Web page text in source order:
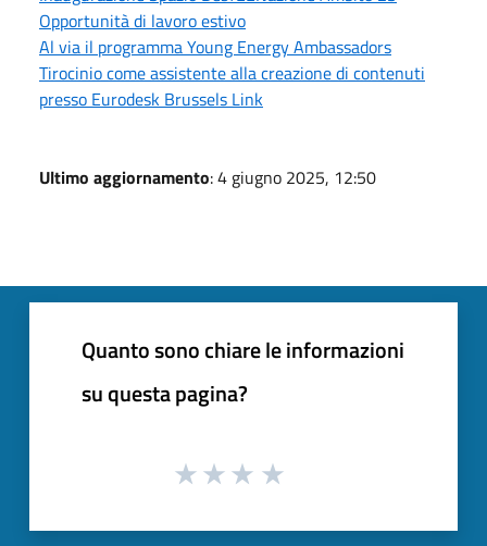
Opportunità di lavoro estivo
Al via il programma Young Energy Ambassadors
Tirocinio come assistente alla creazione di contenuti
presso Eurodesk Brussels Link
Ultimo aggiornamento: 4 giugno 2025, 12:50
Quanto sono chiare le informazioni
su questa pagina?